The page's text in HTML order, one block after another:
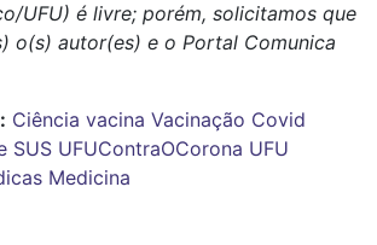
UFU) é livre; porém, solicitamos que
o(s) autor(es) e o Portal Comunica
Ciência vacina Vacinação Covid
SUS UFUContraOCorona UFU
Medicina